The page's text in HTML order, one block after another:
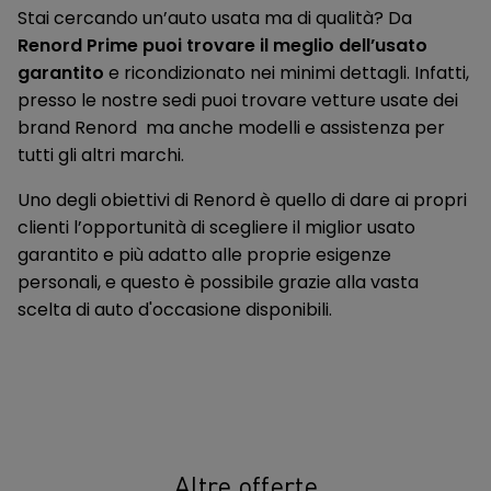
protezione antiribaltamento attiva (ARP)
Quadro strumenti digitale HD totalmente personalizzabile da
10,25"
Retrocamera per visione posteriore
Retronebbia
Retrovisori esterni regolabili, ripiegabili e riscaldabili
elettricamente con indicatori di direzione a LED
Riconoscimento segnaletica stradale (TSR)
Rivestimento sedili in tessuto nero
Stai cercando un’auto usata ma di qualità? Da
Renord Prime puoi trovare il meglio dell’usato
garantito e ricondizionato nei minimi dettagli. Infatti,
presso le nostre sedi puoi trovare vetture usate dei
brand Renord ma anche modelli e assistenza per
tutti gli altri marchi.
Uno degli obiettivi di Renord è quello di dare ai propri
clienti l’opportunità di scegliere il miglior usato
garantito e più adatto alle proprie esigenze
personali, e questo è possibile grazie alla vasta
scelta di auto d'occasione disponibili.